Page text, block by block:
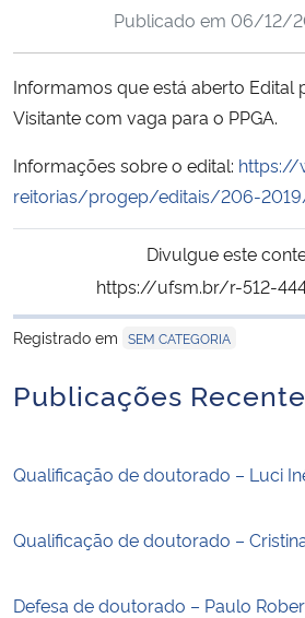
Ministério da Cidadania
Ministério de Minas e Energia
Ministério da Ciência, Tecnologia, Inovações e
Ministério do Meio Ambiente
Ministério da Mulher, da Família e dos Direitos
Secretaria-Geral
Secretaria de Governo
Publicado em 06/12/
Informamos que está aberto Edital
Visitante com vaga para o PPGA.
Informações sobre o edital: https://
reitorias/progep/editais/206-2019/
Divulgue este
https://ufsm.br/r-512-
Registrado em SEM CATEGORIA
Publicações
Qualificação de doutorado – Luci
Qualificação de doutorado –
Defesa de doutorado – Paulo